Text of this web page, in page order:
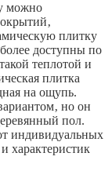
можно
плитку
доступны по
теплотой и
плитка
на ощупь.
но он
пол.
индивидуальных
характеристик